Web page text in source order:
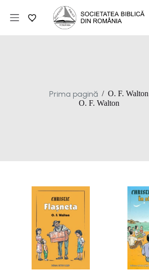
conținut
Prima pagină / O. F. Walton
O. F. Walton